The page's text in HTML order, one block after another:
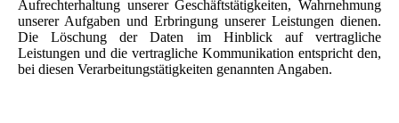
Aufrechterhaltung unserer Geschäftstätigkeiten, Wahrnehmung
unserer Aufgaben und Erbringung unserer Leistungen dienen.
Die Löschung der Daten im Hinblick auf vertragliche
Leistungen und die vertragliche Kommunikation entspricht den,
bei diesen Verarbeitungstätigkeiten genannten Angaben.